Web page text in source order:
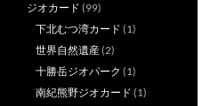
ジオカード (99)
下北むつ湾カード (1)
世界自然遺産(2)
十勝岳ジオパーク (1)
南紀熊野ジオカード (1)